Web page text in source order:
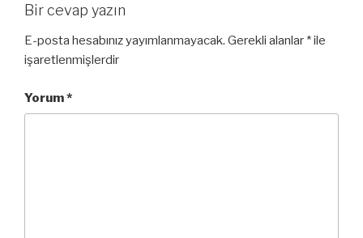
Bir cevap yazın
E-posta hesabınız yayımlanmayacak. Gerekli alanlar *ile
işaretlenmişlerdir
Yorum*